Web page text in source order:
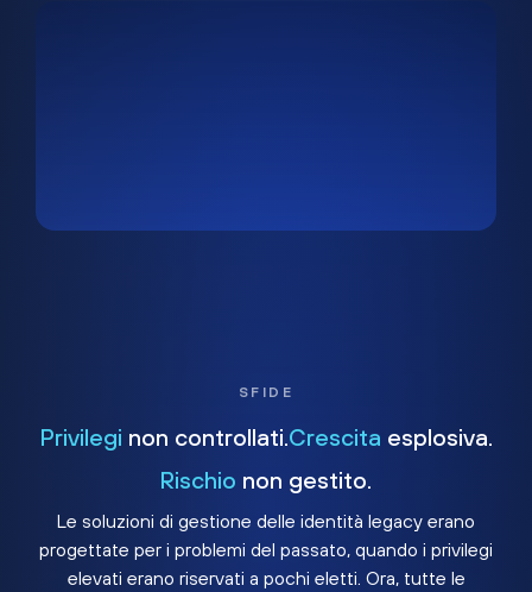
SFIDE
Privilegi non controllati. Crescita esplosiva.
Rischio non gestito.
Le soluzioni di gestione delle identità legacy erano
progettate per i problemi del passato, quando i privilegi
elevati erano riservati a pochi eletti. Ora, tutte le